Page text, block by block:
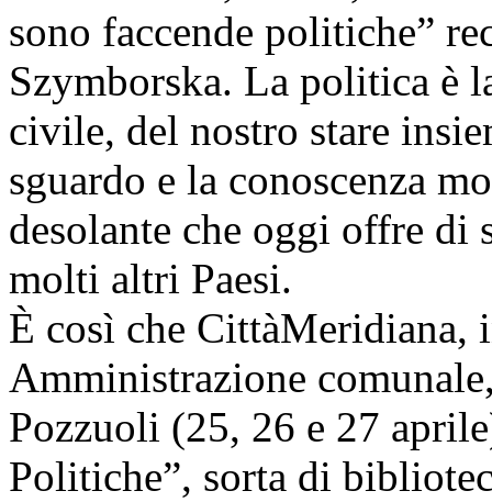
sono faccende politiche”
Szymborska. La politica è
civile, del nostro stare
sguardo e la conoscenza
desolante che oggi offre di
molti altri Paesi.
È così che CittàMeridiana,
Amministrazione
Pozzuoli (25, 26 e 27
Politiche”, sorta di